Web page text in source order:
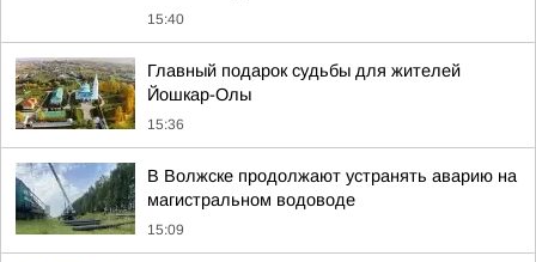
15:40
Главный подарок судьбы для жителей
Йошкар-Олы
15:36
В Волжске продолжают устранять аварию на
магистральном водоводе
15:09